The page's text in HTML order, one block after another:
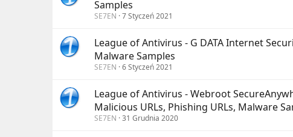
Samples
SE7EN 7 Styczeń 2021
League of Antivirus - G DATA Internet
Malware Samples
SE7EN 6 Styczeń 2021
League of Antivirus - Webroot
Malicious URLs, Phishing URLs, Malware
SE7EN 31 Grudnia 2020